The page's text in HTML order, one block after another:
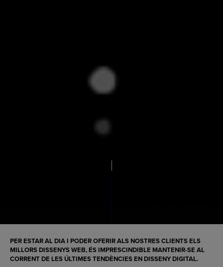
PER ESTAR AL DIA I PODER OFERIR ALS NOSTRES CLIENTS ELS
MILLORS DISSENYS WEB, ÉS IMPRESCINDIBLE MANTENIR-SE AL
CORRENT DE LES ÚLTIMES TENDÈNCIES EN DISSENY DIGITAL.